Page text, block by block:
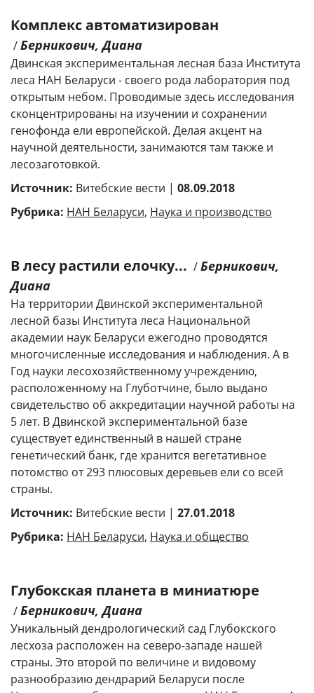
Комплекс автоматизирован
/Берникович, Диана
Двинская экспериментальная лесная база Института
леса НАН Беларуси - своего рода лаборатория под
открытым небом. Проводимые здесь исследования
сконцентрированы на изучении и сохранении
генофонда ели европейской. Делая акцент на
научной деятельности, занимаются там также и
лесозаготовкой.
Источник: Витебские вести | 08.09.2018
Рубрика: НАН Беларуси, Наука и производство
В лесу растили елочку... /Берникович,
Диана
На территории Двинской экспериментальной
лесной базы Института леса Национальной
академии наук Беларуси ежегодно проводятся
многочисленные исследования и наблюдения. А в
Год науки лесохозяйственному учреждению,
расположенному на Глуботчине, было выдано
свидетельство об аккредитации научной работы на
5 лет. В Двинской экспериментальной базе
существует единственный в нашей стране
генетический банк, где хранится вегетативное
потомство от 293 плюсовых деревьев ели со всей
страны.
Источник: Витебские вести | 27.01.2018
Рубрика: НАН Беларуси, Наука и общество
Глубокская планета в миниатюре
/Берникович, Диана
Уникальный дендрологический сад Глубокского
лесхоза расположен на северо-западе нашей
страны. Это второй по величине и видовому
разнообразию дендрарий Беларуси после